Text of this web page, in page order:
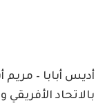
أديس أبابا –
بالاتحاد